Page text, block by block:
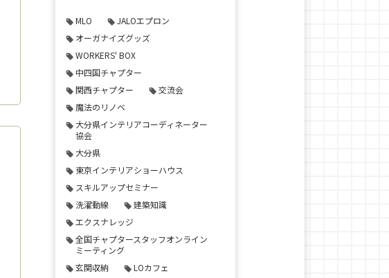
MLO
JALOエプロン
オーガナイズグッズ
WORKERS' BOX
中四国チャプター
関西チャプター
交流会
魔法のリノベ
大分県インテリアコーディネーター
協会
大分県
東京インテリアショーハウス
スキルアップセミナー
洗濯動線
建築知識
エクスナレッジ
全国チャプタースタッフオンライン
ミーティング
玄関収納
LOカフェ